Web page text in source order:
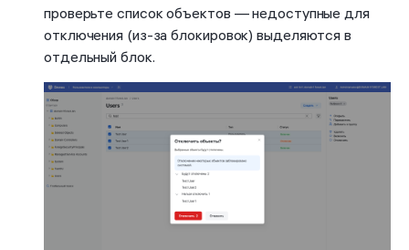
проверьте список объектов — недоступные для
отключения (из-за блокировок) выделяются в
отдельный блок.